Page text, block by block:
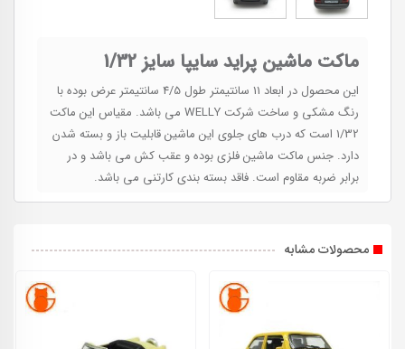
ماکت ماشین پراید سایپا سایز 1/32
این محصول در ابعاد 11 سانتیمتر طول 4/5 سانتیمتر عرض بوده با
رنگ مشکی و ساخت شرکت WELLY می باشد. مقیاس این ماکت
1/32 است که درب های جلوی این ماشین قابلیت باز و بسته شدن
دارد. جنس ماکت ماشین فلزی بوده و عقب کش می باشد و در
برابر ضربه مقاوم است. فاقد بسته بندی کارتنی می باشد.
محصولات مشابه